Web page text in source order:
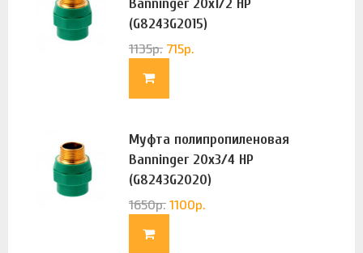
Banninger 20х1/2 НР
(G8243G2015)
1135р. 715р.
Муфта полипропиленовая
Banninger 20х3/4 НР
(G8243G2020)
1650р. 1100р.